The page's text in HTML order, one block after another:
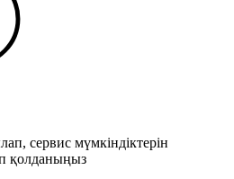
сервис мүмкіндіктерін
қолданыңыз